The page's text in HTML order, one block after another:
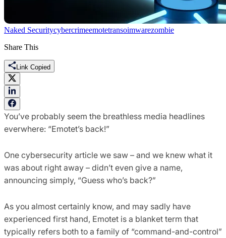
Naked Securitycybercrimeemotetransoimwarezombie
Share This
Link Copied
You’ve probably seem the breathless media headlines
everwhere: “Emotet’s back!”
One cybersecurity article we saw – and we knew what it
was about right away – didn’t even give a name,
announcing simply, “Guess who’s back?”
As you almost certainly know, and may sadly have
experienced first hand, Emotet is a blanket term that
typically refers both to a family of “command-and-control”